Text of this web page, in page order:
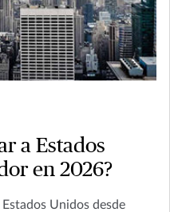
a Estados
en 2026?
Unidos desde